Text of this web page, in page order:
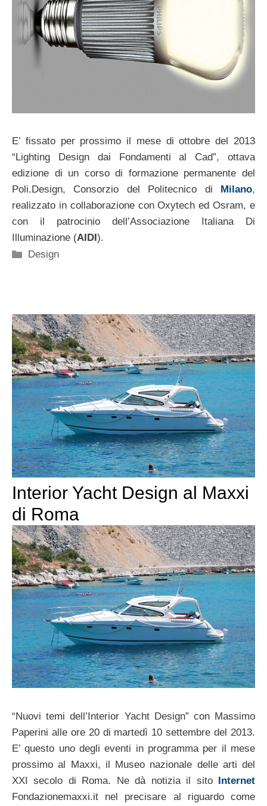
E’ fissato per prossimo il mese di ottobre del 2013
“Lighting Design dai Fondamenti al Cad”, ottava
edizione di un corso di formazione permanente del
Poli.Design, Consorzio del Politecnico di
Milano,
realizzato in collaborazione con Oxytech ed Osram, e
con il patrocinio dell’Associazione Italiana Di
Illuminazione (AIDI ).
Categorie
Design
Interior Yacht Design al Maxxi
di Roma
“Nuovi temi dell’Interior Yacht Design” con Massimo
Paperini alle ore 20 di martedì 10 settembre del 2013.
E’ questo uno degli eventi in programma per il mese
prossimo al Maxxi, il Museo nazionale delle arti del
XXI secolo di Roma. Ne dà notizia il sito Internet
Fondazionemaxxi.it nel precisare al riguardo come